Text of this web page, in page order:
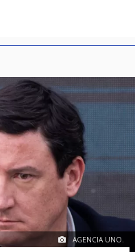
AGENCIA UNO.